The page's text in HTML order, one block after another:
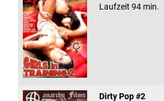
Laufzeit 94 min.
Dirty Pop #2